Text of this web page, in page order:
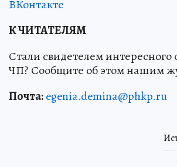
ВКонтакте
К ЧИТАТЕЛЯМ
Стали свидетелем интересного
ЧП? Сообщите об этом нашим
Почта:egenia.demina@phkp.ru